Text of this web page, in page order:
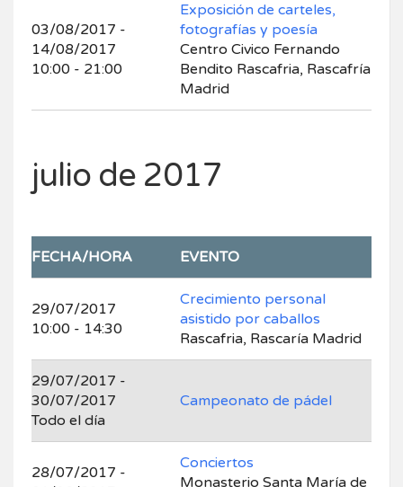
03/08/2017 -
14/08/2017
10:00 - 21:00
Exposición de carteles,
fotografías y poesía
Centro Civico Fernando
Bendito Rascafria, Rascafría
Madrid
julio de 2017
FECHA/HORA EVENTO
29/07/2017
10:00 - 14:30
Crecimiento personal
asistido por caballos
Rascafria, Rascaría Madrid
29/07/2017 -
30/07/2017
Todo el día
Campeonato de pádel
28/07/2017 -
Conciertos
Monasterio Santa María de